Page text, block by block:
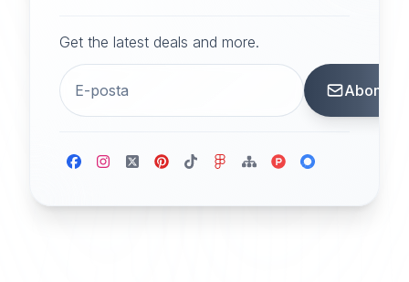
Get the latest deals and more.
Abone